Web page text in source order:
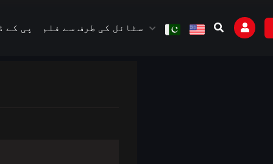
پی کے سٹائل کی طرف سے فلم